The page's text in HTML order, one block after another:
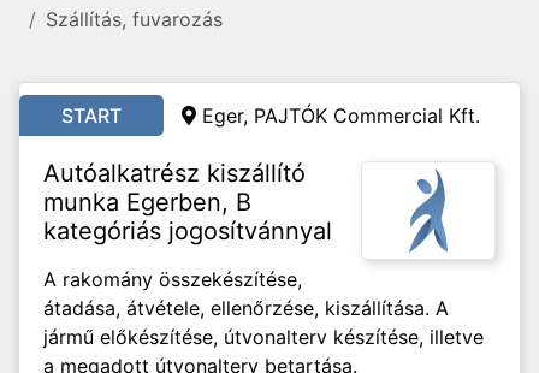
Szállítás, fuvarozás
START Eger, PAJTÓK Commercial Kft.
Autóalkatrész kiszállító
munka Egerben, B
kategóriás jogosítvánnyal
A rakomány összekészítése,
átadása, átvétele, ellenőrzése, kiszállítása. A
jármű előkészítése, útvonalterv készítése, illetve
a megadott útvonalterv betartása.